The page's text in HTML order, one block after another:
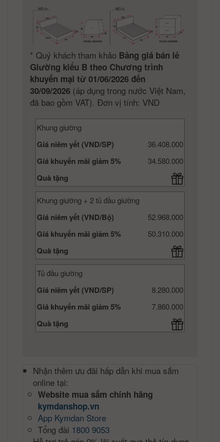
* Quý khách tham khảo Bảng giá bán lẻ
Giường kiểu B theo Chương trình
khuyến mại từ 01/06/2026 đến
30/09/2026 (áp dụng trong nước Việt Nam,
đã bao gồm VAT). Đơn vị tính: VND
Khung giường
36.408.000
Giá niêm yết (VND/SP)
34.580.000
Giá khuyến mãi giảm 5%
Quà tặng
Khung giường + 2 tủ đầu giường
52.968.000
Giá niêm yết (VND/Bộ)
50.310.000
Giá khuyến mãi giảm 5%
Quà tặng
Tủ đầu giường
8.280.000
Giá niêm yết (VND/SP)
7.860.000
Giá khuyến mãi giảm 5%
Quà tặng
Nhận thêm ưu đãi hấp dẫn khi mua sắm
online tại:
Website mua sắm chính hãng
kymdanshop.vn
App Kymdan Store
Tổng đài 1800 9053